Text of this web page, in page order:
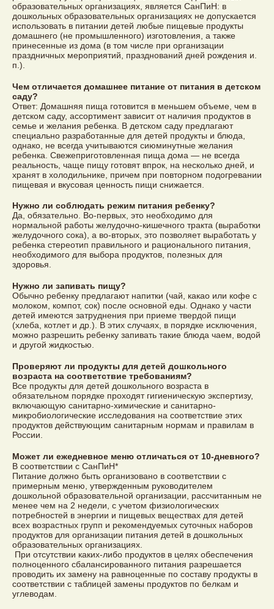
образовательных организациях, является СанПиН: в
дошкольных образовательных организациях не допускается
использовать в питании детей любые пищевые продукты
домашнего (не промышленного) изготовления, а также
принесенные из дома (в том числе при организации
праздничных мероприятий, празднований дней рождения и.
п.).
Чем отличается домашнее питание от питания в детском
саду?
Ответ: Домашняя пища готовится в меньшем объеме, чем в
детском саду, ассортимент зависит от наличия продуктов в
семье и желания ребенка. В детском саду предлагают
специально разработанные для детей продукты и блюда,
однако, не всегда учитываются сиюминутные желания
ребенка. Свежеприготовленная пища дома — не всегда
реальность, чаще пищу готовят впрок, на несколько дней, и
хранят в холодильнике, причем при повторном подогревании
пищевая и вкусовая ценность пищи снижается.
Нужно ли соблюдать режим питания ребенку?
Да, обязательно. Во-первых, это необходимо для
нормальной работы желудочно-кишечного тракта (выработки
желудочного сока), а во-вторых, это позволяет выработать у
ребенка стереотип правильного и рационального питания,
необходимого для выбора продуктов, полезных для
здоровья.
Нужно ли запивать пищу?
Обычно ребенку предлагают напитки (чай, какао или кофе с
молоком, компот, сок) после основной еды. Однако у части
детей имеются затруднения при приеме твердой пищи
(хлеба, котлет и др.). В этих случаях, в порядке исключения,
можно разрешить ребенку запивать такие блюда чаем, водой
и другой жидкостью.
Проверяют ли продукты для детей дошкольного
возраста на соответствие требованиям?
Все продукты для детей дошкольного возраста в
обязательном порядке проходят гигиеническую экспертизу,
включающую санитарно-химические и санитарно-
микробиологические исследования на соответствие этих
продуктов действующим санитарным нормам и правилам в
России.
Может ли ежедневное меню отличаться от 10-дневного?
В соответствии с СанПиН*
Питание должно быть организовано в соответствии с
примерным меню, утвержденным руководителем
дошкольной образовательной организации, рассчитанным не
менее чем на 2 недели, с учетом физиологических
потребностей в энергии и пищевых веществах для детей
всех возрастных групп и рекомендуемых суточных наборов
продуктов для организации питания детей в дошкольных
образовательных организациях.
При отсутствии каких-либо продуктов в целях обеспечения
полноценного сбалансированного питания разрешается
проводить их замену на равноценные по составу продукты в
соответствии с таблицей замены продуктов по белкам и
углеводам.